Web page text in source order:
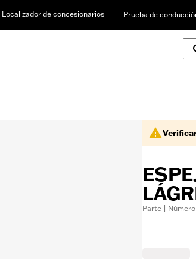
Localizador de concesionarios Prueba de
Parte | Número